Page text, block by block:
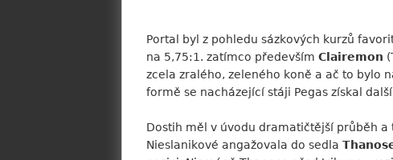
Portal byl z pohledu sázkových kurzů
na 5,75:1. zatímco především Clairemon
zcela zralého, zeleného koně a ač to bylo
formě se nacházející stáji Pegas získal
Dostih měl v úvodu dramatičtější průběh a
Nieslanikové angažovala do sedla